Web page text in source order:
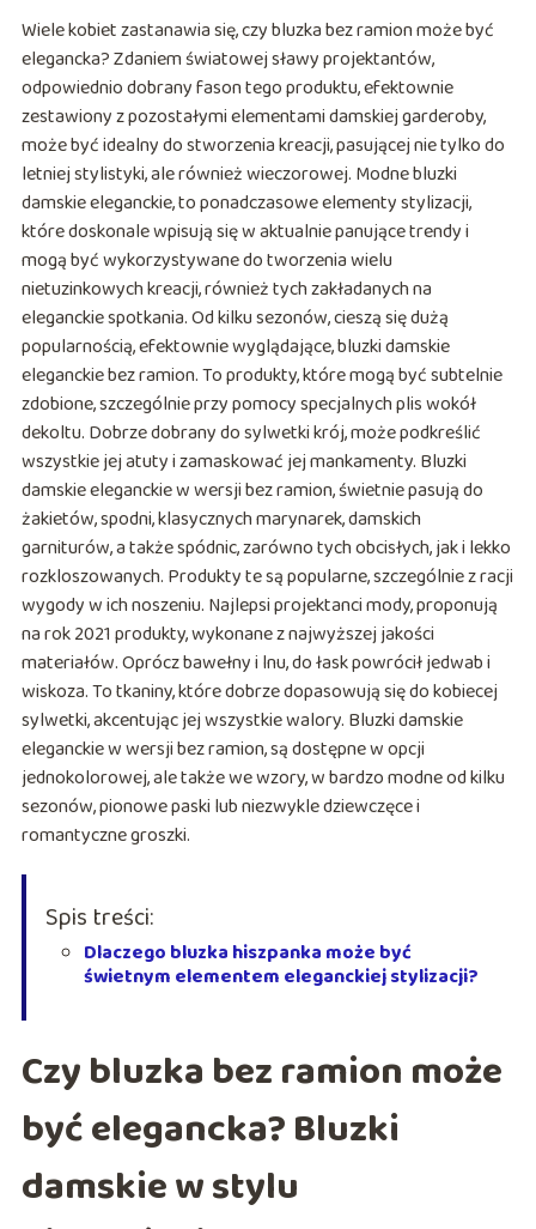
Wiele kobiet zastanawia się, czy bluzka bez ramion może być
elegancka? Zdaniem światowej sławy projektantów,
odpowiednio dobrany fason tego produktu, efektownie
zestawiony z pozostałymi elementami damskiej garderoby,
może być idealny do stworzenia kreacji, pasującej nie tylko do
letniej stylistyki, ale również wieczorowej. Modne bluzki
damskie eleganckie, to ponadczasowe elementy stylizacji,
które doskonale wpisują się w aktualnie panujące trendy i
mogą być wykorzystywane do tworzenia wielu
nietuzinkowych kreacji, również tych zakładanych na
eleganckie spotkania. Od kilku sezonów, cieszą się dużą
popularnością, efektownie wyglądające, bluzki damskie
eleganckie bez ramion. To produkty, które mogą być subtelnie
zdobione, szczególnie przy pomocy specjalnych plis wokół
dekoltu. Dobrze dobrany do sylwetki krój, może podkreślić
wszystkie jej atuty i zamaskować jej mankamenty. Bluzki
damskie eleganckie w wersji bez ramion, świetnie pasują do
żakietów, spodni, klasycznych marynarek, damskich
garniturów, a także spódnic, zarówno tych obcisłych, jak i lekko
rozkloszowanych. Produkty te są popularne, szczególnie z racji
wygody w ich noszeniu. Najlepsi projektanci mody, proponują
na rok 2021 produkty, wykonane z najwyższej jakości
materiałów. Oprócz bawełny i lnu, do łask powrócił jedwab i
wiskoza. To tkaniny, które dobrze dopasowują się do kobiecej
sylwetki, akcentując jej wszystkie walory. Bluzki damskie
eleganckie w wersji bez ramion, są dostępne w opcji
jednokolorowej, ale także we wzory, w bardzo modne od kilku
sezonów, pionowe paski lub niezwykle dziewczęce i
romantyczne groszki.
Spis treści:
Dlaczego bluzka hiszpanka może być
świetnym elementem eleganckiej stylizacji?
Czy bluzka bez ramion może
być elegancka? Bluzki
damskie w stylu